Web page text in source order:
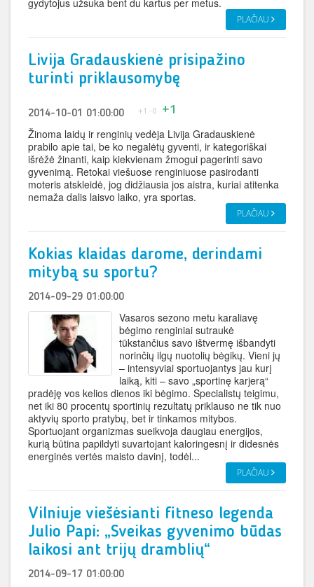
gydytojus užsuka bent du kartus per metus.
PLAČIAU
Livija Gradauskienė prisipažino
turinti priklausomybę
2014-10-01 01:00:00 +1 -0 +1
Žinoma laidų ir renginių vedėja Livija Gradauskienė
prabilo apie tai, be ko negalėtų gyventi, ir kategoriškai
išrėžė žinanti, kaip kiekvienam žmogui pagerinti savo
gyvenimą. Retokai viešuose renginiuose pasirodanti
moteris atskleidė, jog didžiausia jos aistra, kuriai atitenka
nemaža dalis laisvo laiko, yra sportas.
PLAČIAU
Kokias klaidas darome, derindami
mitybą su sportu?
2014-09-29 01:00:00
Vasaros sezono metu karaliavę
bėgimo renginiai sutraukė
tūkstančius savo ištvermę išbandyti
norinčių ilgų nuotolių bėgikų. Vieni jų
– intensyviai sportuojantys jau kurį
laiką, kiti – savo „sportinę karjerą“
pradėję vos kelios dienos iki bėgimo. Specialistų teigimu,
net iki 80 procentų sportinių rezultatų priklauso ne tik nuo
aktyvių sporto pratybų, bet ir tinkamos mitybos.
Sportuojant organizmas sueikvoja daugiau energijos,
kurią būtina papildyti suvartojant kaloringesnį ir didesnės
energinės vertės maisto davinį, todėl...
PLAČIAU
Vilniuje viešėsianti fitneso legenda
Julio Papi: „Sveikas gyvenimo būdas
laikosi ant trijų dramblių“
2014-09-17 01:00:00